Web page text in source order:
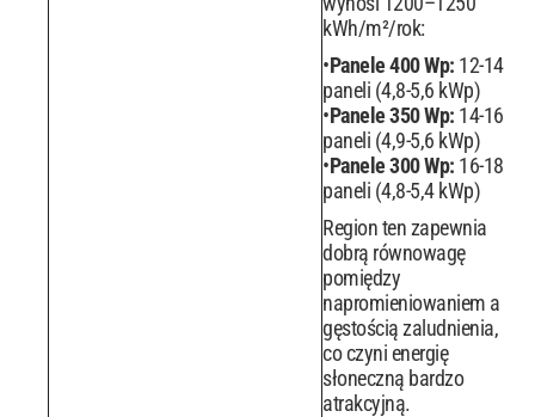
kWh/m²/rok:
Panele 400 Wp: 12-14
paneli (4,8-5,6 kWp)
Panele 350 Wp: 14-16
paneli (4,9-5,6 kWp)
Panele 300 Wp: 16-18
paneli (4,8-5,4 kWp)
Region ten zapewnia
dobrą równowagę
pomiędzy
napromieniowaniem a
gęstością zaludnienia,
co czyni energię
słoneczną bardzo
atrakcyjną.